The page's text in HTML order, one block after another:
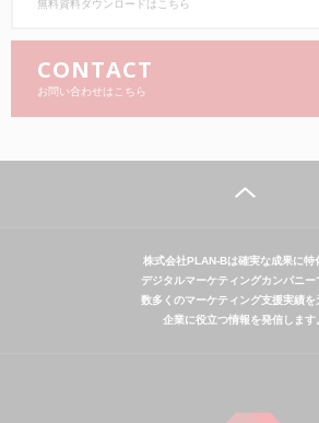
無料資料ダウンロードはこちら
CONTACT
お問い合わせはこちら
株式会社PLAN-Bは確実な成果に特
デジタルマーケティングカンパニー
数多くのマーケティング支援実績を
企業に役立つ情報を発信します